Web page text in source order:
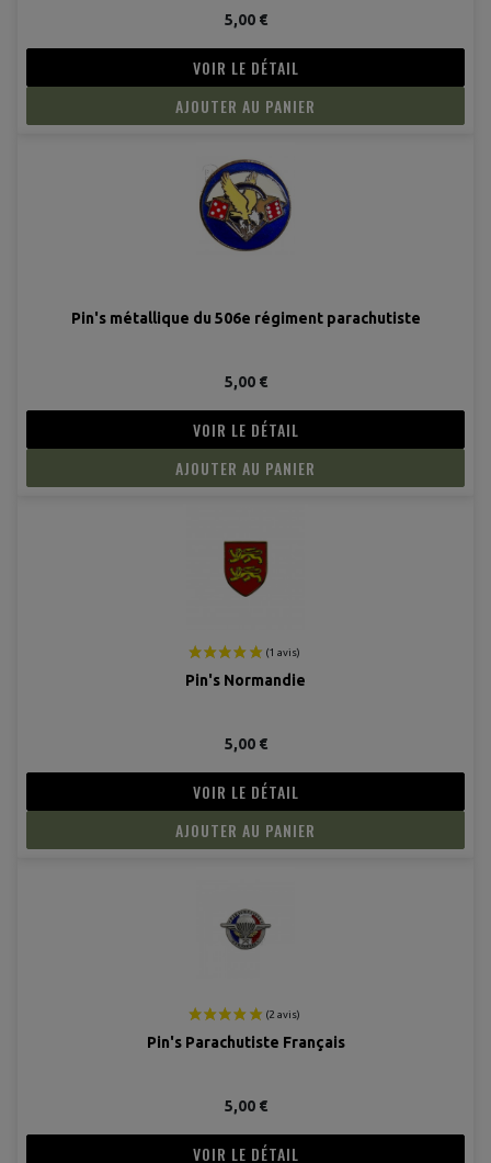
5,00 €
VOIR LE DÉTAIL
AJOUTER AU PANIER
Pin's métallique du 506e régiment parachutiste
5,00 €
VOIR LE DÉTAIL
AJOUTER AU PANIER
Pin's Normandie
5,00 €
VOIR LE DÉTAIL
AJOUTER AU PANIER
Pin's Parachutiste Français
5,00 €
VOIR LE DÉTAIL